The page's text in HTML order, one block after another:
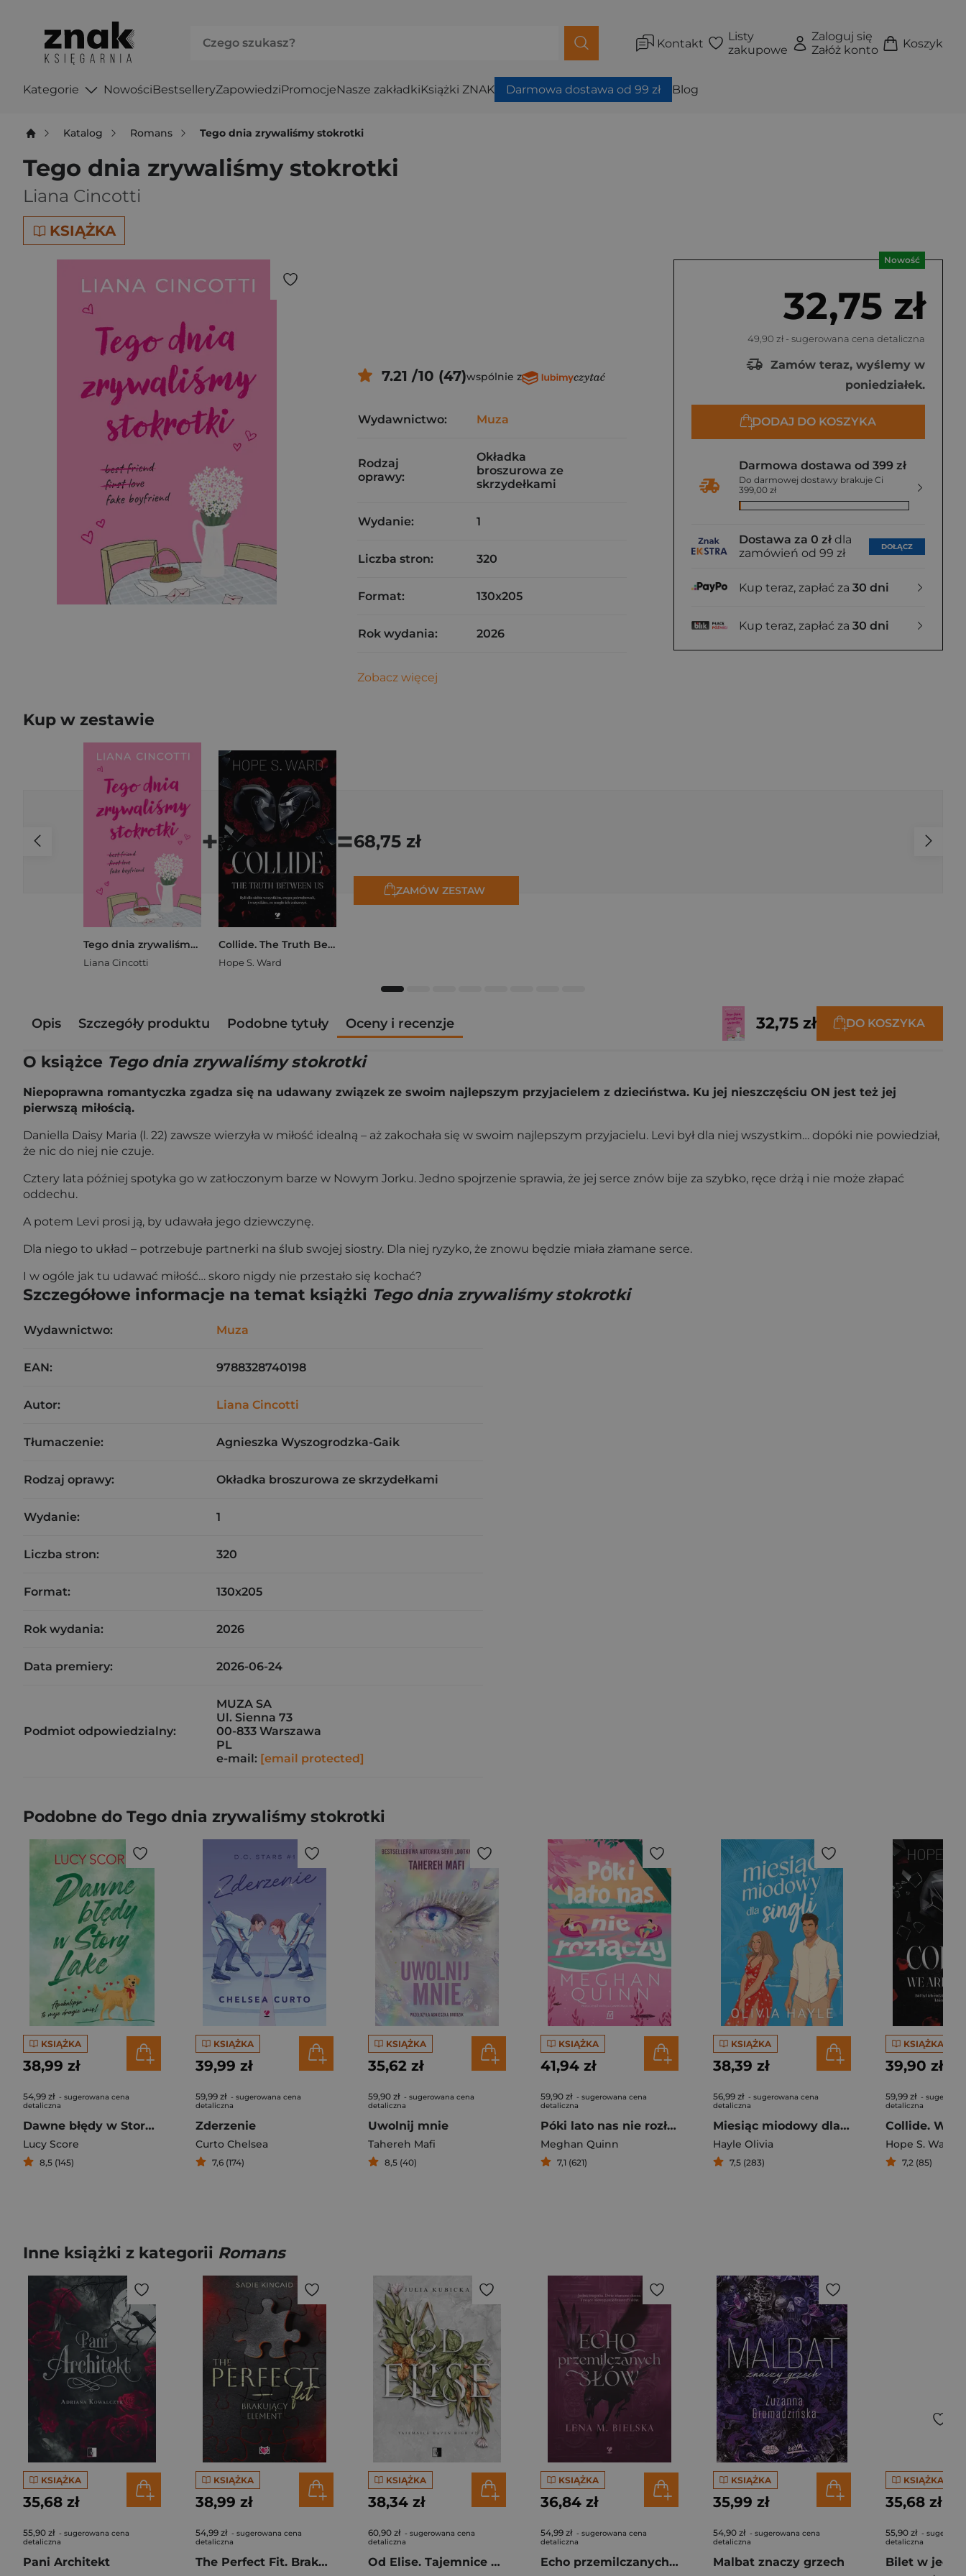
Kontakt
Listy
zakupowe
Zaloguj się
Załóż konto
Koszyk
Kategorie NowościBestselleryZapowiedziPromocjeNasze zakładkiKsiążki ZNAK Darmowa dostawa od 99 zł Blog
Katalog Romans Tego dnia zrywaliśmy stokrotki
Tego dnia zrywaliśmy stokrotki
Liana Cincotti
KSIĄŻKA
Nowość
32,75 zł
49,90 zł - sugerowana cena detaliczna
Zamów teraz, wyślemy w
poniedziałek.
DODAJ DO KOSZYKA
Darmowa dostawa od 399 zł
Do darmowej dostawy brakuje Ci
399,00 zł
Dostawa za 0 zł dla
zamówień od 99 zł
DOŁĄCZ
Kup teraz, zapłać za 30 dni
Kup teraz, zapłać za 30 dni
7.21 /10 (47)wspólnie z
Wydawnictwo: Muza
Rodzaj
oprawy:
Okładka
broszurowa ze
skrzydełkami
Wydanie: 1
Liczba stron: 320
Format: 130x205
Rok wydania: 2026
Zobacz więcej
Kup w zestawie
Tego dnia zrywaliśmy stokrotki
Liana Cincotti
+
Collide. The Truth Between Us
Hope S. Ward
=68,75 zł
ZAMÓW ZESTAW
Opis Szczegóły produktu Podobne tytuły Oceny i recenzje 32,75 zł DO KOSZYKA
O książce Tego dnia zrywaliśmy stokrotki
Niepoprawna romantyczka zgadza się na udawany związek ze swoim najlepszym przyjacielem z dzieciństwa. Ku jej nieszczęściu ON jest też jej
pierwszą miłością.
Daniella Daisy Maria (l. 22) zawsze wierzyła w miłość idealną – aż zakochała się w swoim najlepszym przyjacielu. Levi był dla niej wszystkim… dopóki nie powiedział,
że nic do niej nie czuje.
Cztery lata później spotyka go w zatłoczonym barze w Nowym Jorku. Jedno spojrzenie sprawia, że jej serce znów bije za szybko, ręce drżą i nie może złapać
oddechu.
A potem Levi prosi ją, by udawała jego dziewczynę.
Dla niego to układ – potrzebuje partnerki na ślub swojej siostry. Dla niej ryzyko, że znowu będzie miała złamane serce.
I w ogóle jak tu udawać miłość… skoro nigdy nie przestało się kochać?
Szczegółowe informacje na temat książki Tego dnia zrywaliśmy stokrotki
Wydawnictwo: Muza
EAN: 9788328740198
Autor: Liana Cincotti
Tłumaczenie: Agnieszka Wyszogrodzka-Gaik
Rodzaj oprawy: Okładka broszurowa ze skrzydełkami
Wydanie: 1
Liczba stron: 320
Format: 130x205
Rok wydania: 2026
Data premiery: 2026-06-24
Podmiot odpowiedzialny:
MUZA SA
Ul. Sienna 73
00-833 Warszawa
PL
e-mail: [email protected]
Podobne do Tego dnia zrywaliśmy stokrotki
KSIĄŻKA
38,99 zł
54,99 zł - sugerowana cena
detaliczna
Dawne błędy w Story Lake
Lucy Score
8,5 (145)
KSIĄŻKA
39,99 zł
59,99 zł - sugerowana cena
detaliczna
Zderzenie
Curto Chelsea
7,6 (174)
KSIĄŻKA
35,62 zł
59,90 zł - sugerowana cena
detaliczna
Uwolnij mnie
Tahereh Mafi
8,5 (40)
KSIĄŻKA
41,94 zł
59,90 zł - sugerowana cena
detaliczna
Póki lato nas nie rozłączy
Meghan Quinn
7,1 (621)
KSIĄŻKA
38,39 zł
56,99 zł - sugerowana cena
detaliczna
Miesiąc miodowy dla singli
Hayle Olivia
7,5 (283)
KSIĄŻKA
39,90 zł
59,99 zł -
detaliczna
Hope S. Ward
7,2 (85)
Inne książki z kategorii Romans
KSIĄŻKA
35,68 zł
55,90 zł - sugerowana cena
detaliczna
Pani Architekt
KSIĄŻKA
38,99 zł
54,99 zł - sugerowana cena
detaliczna
The Perfect Fit. Brakujący element
KSIĄŻKA
38,34 zł
60,90 zł - sugerowana cena
detaliczna
Od Elise. Tajemnice Haven High. Tom 2
KSIĄŻKA
36,84 zł
54,99 zł - sugerowana cena
detaliczna
Echo przemilczanych słów
KSIĄŻKA
35,99 zł
54,90 zł - sugerowana cena
detaliczna
Malbat znaczy grzech
KSIĄŻKA
35,68 zł
55,90 zł -
detaliczna
Bilet w